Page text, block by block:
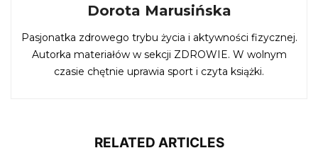
Dorota Marusińska
Pasjonatka zdrowego trybu życia i aktywności fizycznej.
Autorka materiałów w sekcji ZDROWIE. W wolnym
czasie chętnie uprawia sport i czyta książki.
RELATED ARTICLES